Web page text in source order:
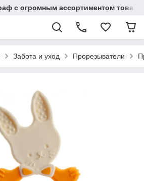
с огромным ассортиментом
Забота и уход Прорезыватели